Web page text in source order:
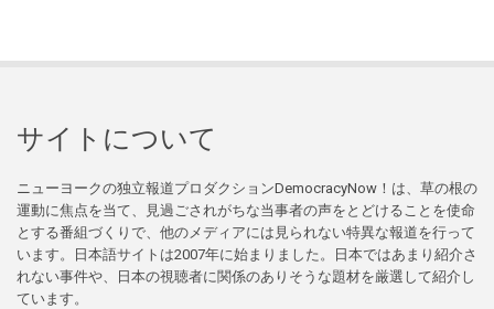
サイトについて
ニューヨークの独立報道プロダクションDemocracyNow！は、草の根の
運動に焦点を当て、見過ごされがちな当事者の声をとどけることを使命
とする番組づくりで、他のメディアには見られない特異な報道を行って
います。日本語サイトは2007年に始まりました。日本ではあまり紹介さ
れない事件や、日本の視聴者に関係のありそうな題材を厳選して紹介し
ています。